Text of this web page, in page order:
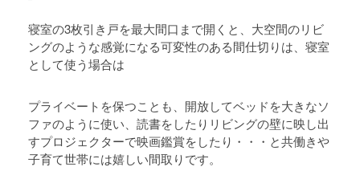
寝室の3枚引き戸を最大間口まで開くと、大空間のリビ
ングのような感覚になる可変性のある間仕切りは、寝室
として使う場合は
プライベートを保つことも、開放してベッドを大きなソ
ファのように使い、読書をしたりリビングの壁に映し出
すプロジェクターで映画鑑賞をしたり・・・と共働きや
子育て世帯には嬉しい間取りです。